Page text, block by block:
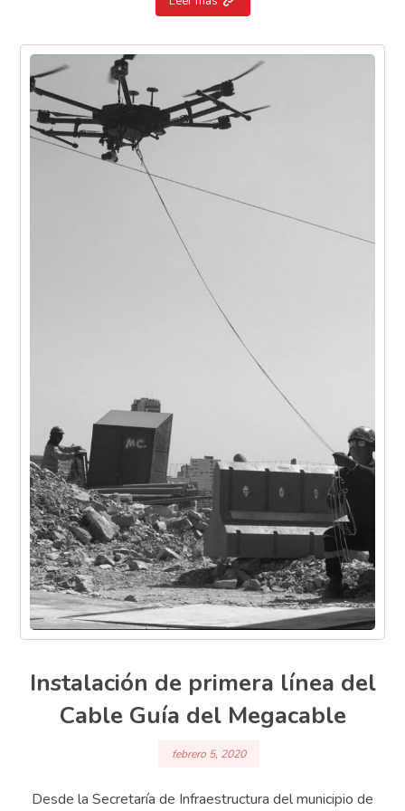
Instalación de primera línea del
Cable Guía del Megacable
febrero 5, 2020
Desde la Secretaría de Infraestructura del municipio de